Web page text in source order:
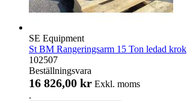
SE Equipment
St BM Rangeringsarm 15 Ton ledad krok
102507
Beställningsvara
16 826,00 kr Exkl. moms
.